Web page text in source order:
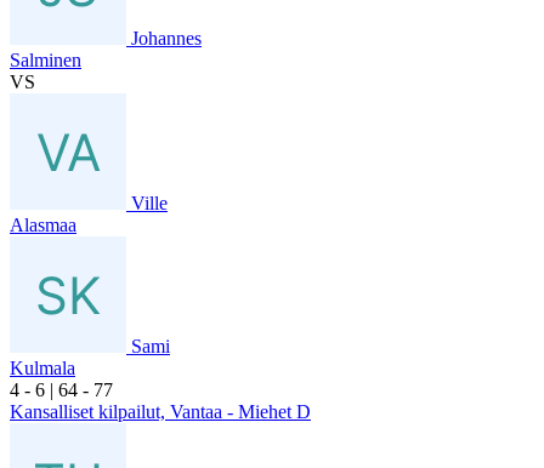
Johannes
Salminen
VS
Ville
Alasmaa
Sami
Kulmala
4 - 6 | 64 - 77
Kansalliset kilpailut, Vantaa - Miehet D